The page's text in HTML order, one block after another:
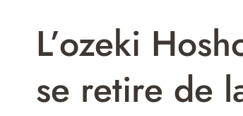
L’ozeki
se retire de